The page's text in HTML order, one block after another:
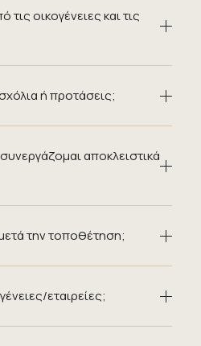
οικογένειες και τις
ή προτάσεις;
αποκλειστικά
την τοποθέτηση;
εταιρείες;